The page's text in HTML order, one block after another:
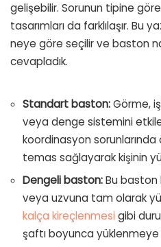
gelişebilir. Sorunun tipine
tasarımları da farklılaşır. Bu
neye göre seçilir ve baston
cevapladık.
Standart baston:Görme,
veya denge sistemini
koordinasyon
temas sağlayarak kişinin
Dengeli baston:Bu baston
veya uzvuna tam olarak
kalça kireçlenmesi gibi
şaftı boyunca